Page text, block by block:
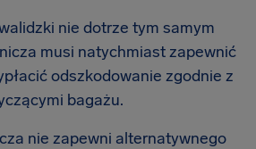
nie dotrze tym samym
musi natychmiast zapewnić
odszkodowanie zgodnie z
bagażu.
nie zapewni alternatywnego